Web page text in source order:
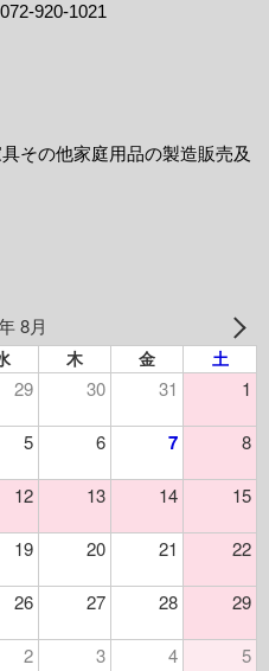
920-1021
その他家庭用品の製造販売及
8月
木 金 土
29 30 31 1
5 6 7 8
12 13 14 15
19 20 21 22
26 27 28 29
2 3 4 5